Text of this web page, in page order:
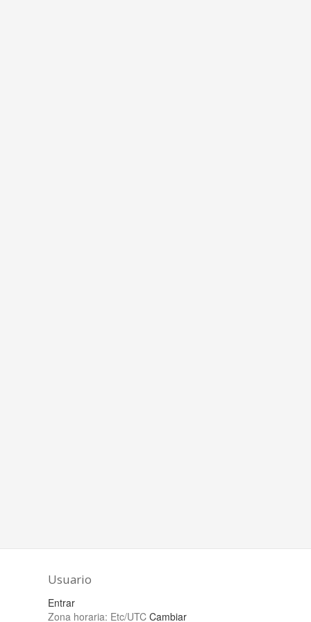
Usuario
Entrar
Zona horaria: Etc/UTC Cambiar